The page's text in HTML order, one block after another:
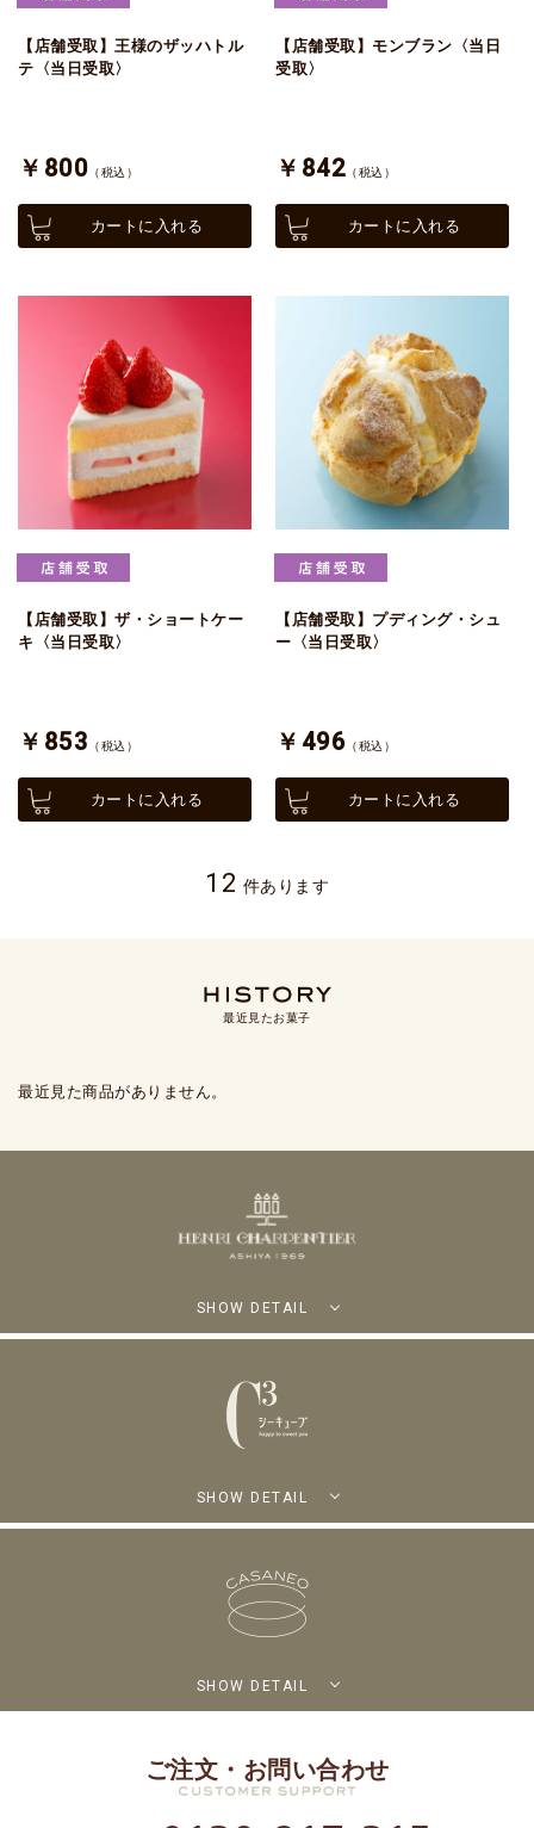
【店舗受取】王様のザッハトル
テ〈当日受取〉
￥800 （税込）
カートに入れる
【店舗受取】モンブラン〈当日
受取〉
￥842 （税込）
カートに入れる
【店舗受取】ザ・ショートケー
キ〈当日受取〉
￥853 （税込）
カートに入れる
【店舗受取】プディング・シュ
ー〈当日受取〉
￥496 （税込）
カートに入れる
12 件あります
最近見たお菓子
最近見た商品がありません。
SHOW DETAIL
SHOW DETAIL
SHOW DETAIL
ご注文・お問い合わせ